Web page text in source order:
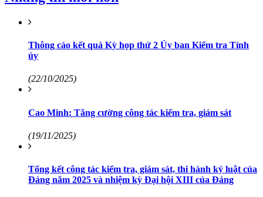
Thông cáo kết quả Kỳ họp thứ 2 Ủy ban Kiểm tra Tỉnh
ủy
(22/10/2025)
Cao Minh: Tăng cường công tác kiểm tra, giám sát
(19/11/2025)
Tổng kết công tác kiểm tra, giám sát, thi hành kỷ luật của
Đảng năm 2025 và nhiệm kỳ Đại hội XIII của Đảng